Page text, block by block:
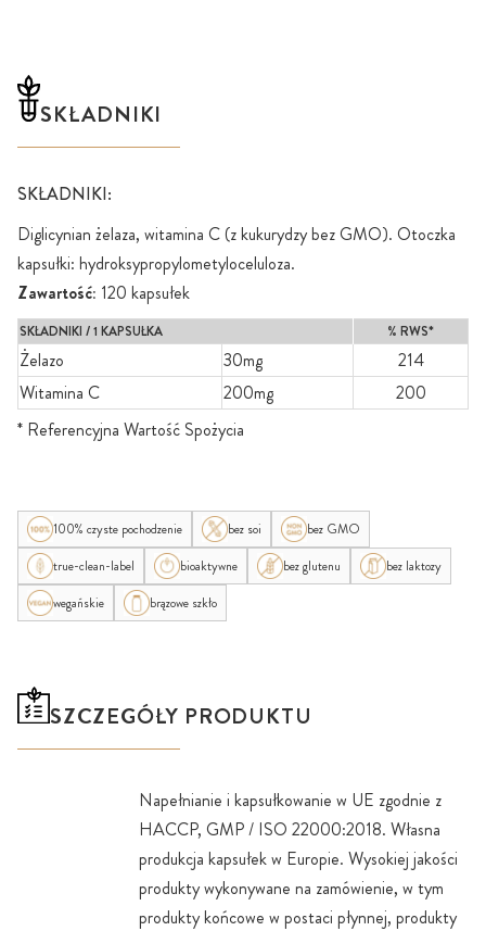
SKŁADNIKI
SKŁADNIKI:
Diglicynian żelaza, witamina C (z kukurydzy bez GMO). Otoczka
kapsułki: hydroksypropylometyloceluloza.
Zawartość: 120 kapsułek
SKŁADNIKI / 1 KAPSUŁKA % RWS*
Żelazo 30mg
214
Witamina C
200mg
200
* Referencyjna Wartość Spożycia
100% czyste pochodzenie bez soi
bez GMO
true-clean-label
bioaktywne bez glutenu
bez laktozy
wegańskie
brązowe szkło
SZCZEGÓŁY PRODUKTU
Napełnianie i kapsułkowanie w UE zgodnie z
HACCP, GMP / ISO 22000:2018. Własna
produkcja kapsułek w Europie. Wysokiej jakości
produkty wykonywane na zamówienie, w tym
produkty końcowe w postaci płynnej, produkty